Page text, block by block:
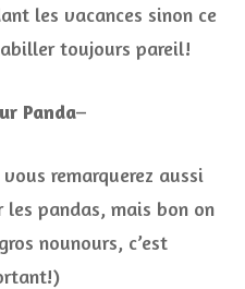
les vacances sinon ce
toujours pareil!
Panda–
remarquerez aussi
pandas, mais bon on
nounours, c’est